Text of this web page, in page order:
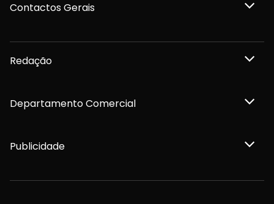
Contactos Gerais
Redação
Departamento Comercial
Publicidade